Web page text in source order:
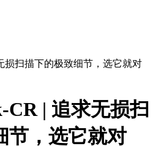
| 追求无损扫
节，选它就对